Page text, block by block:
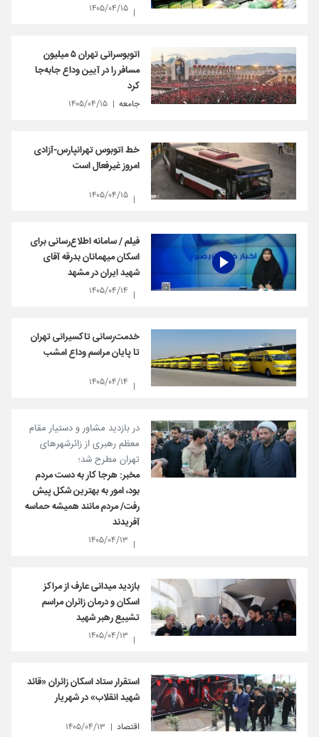
۱۴۰۵/۰۴/۱۵
اتوبوسرانی تهران ۵ میلیون
مسافر را در آیین وداع جابه‌جا
کرد
جامعه ۱۴۰۵/۰۴/۱۵
خط اتوبوس تهرانپارس-آزادی
امروز غیرفعال است
۱۴۰۵/۰۴/۱۵
فیلم / سامانه اطلاع‌رسانی برای
اسکان میهمانان بدرقه آقای
شهید ایران در مشهد
۱۴۰۵/۰۴/۱۴
خدمت‌رسانی تاکسیرانی تهران
تا پایان مراسم وداع امشب
۱۴۰۵/۰۴/۱۴
در بازدید مشاور و دستیار مقام
معظم رهبری از زائرشهر‌های
تهران مطرح شد؛
مخبر: هرجا کار به دست مردم
بود، امور به بهترین شکل پیش
رفت/ مردم مانند همیشه حماسه
آفریدند
۱۴۰۵/۰۴/۱۳
بازدید میدانی عارف از مراکز
اسکان و درمان زائران مراسم
تشییع رهبر شهید
۱۴۰۵/۰۴/۱۳
استقرار ستاد اسكان زائران «قائد
شهید انقلاب» در شهریار
اقتصاد ۱۴۰۵/۰۴/۱۳